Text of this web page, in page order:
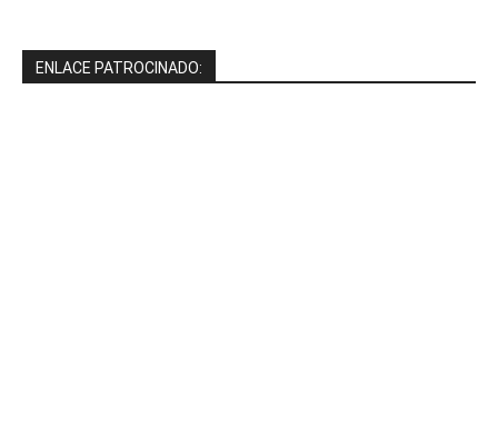
ENLACE PATROCINADO: